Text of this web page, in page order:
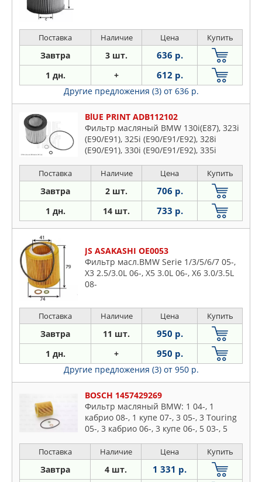
Поставка Наличие Цена Купить
Завтра 3 шт. 636 р.
1 дн. + 612 р.
Другие предложения (3) от 636 р.
BlUE PRINT ADB112102
Фильтр масляный BMW 130i(E87), 323i
(E90/E91), 325i (E90/E91/E92), 328i
(E90/E91), 330i (E90/E91/E92), 335i
Поставка Наличие Цена Купить
Завтра 2 шт. 706 р.
1 дн. 14 шт. 733 р.
JS ASAKASHI OE0053
Фильтр масл.BMW Serie 1/3/5/6/7 05-,
X3 2.5/3.0L 06-, X5 3.0L 06-, X6 3.0/3.5L
08-
Поставка Наличие Цена Купить
Завтра 11 шт. 950 р.
1 дн. + 950 р.
Другие предложения (3) от 950 р.
BOSCH 1457429269
Фильтр масляный BMW: 1 04-, 1
кабрио 08-, 1 купе 07-, 3 05-, 3 Touring
05-, 3 кабрио 06-, 3 купе 06-, 5 03-, 5
5 Touring
Поставка Наличие Цена Купить
Завтра 4 шт. 1 331 р.